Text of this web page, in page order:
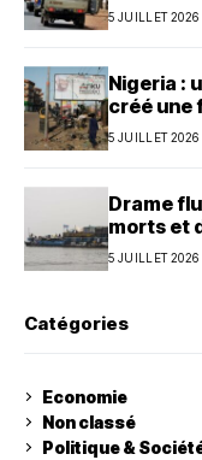
5 JUILLET 2026
Nigeria :
créé une
5 JUILLET 2026
Drame
morts et
5 JUILLET 2026
Catégories
Economie
Non classé
Politique &